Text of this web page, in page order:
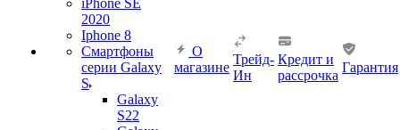
iPhone SE
2020
Iphone 8
Смартфоны
серии Galaxy
S
Galaxy
S22
О
магазине
Трейд-
Ин
Кредит и
рассрочка
Гарантия